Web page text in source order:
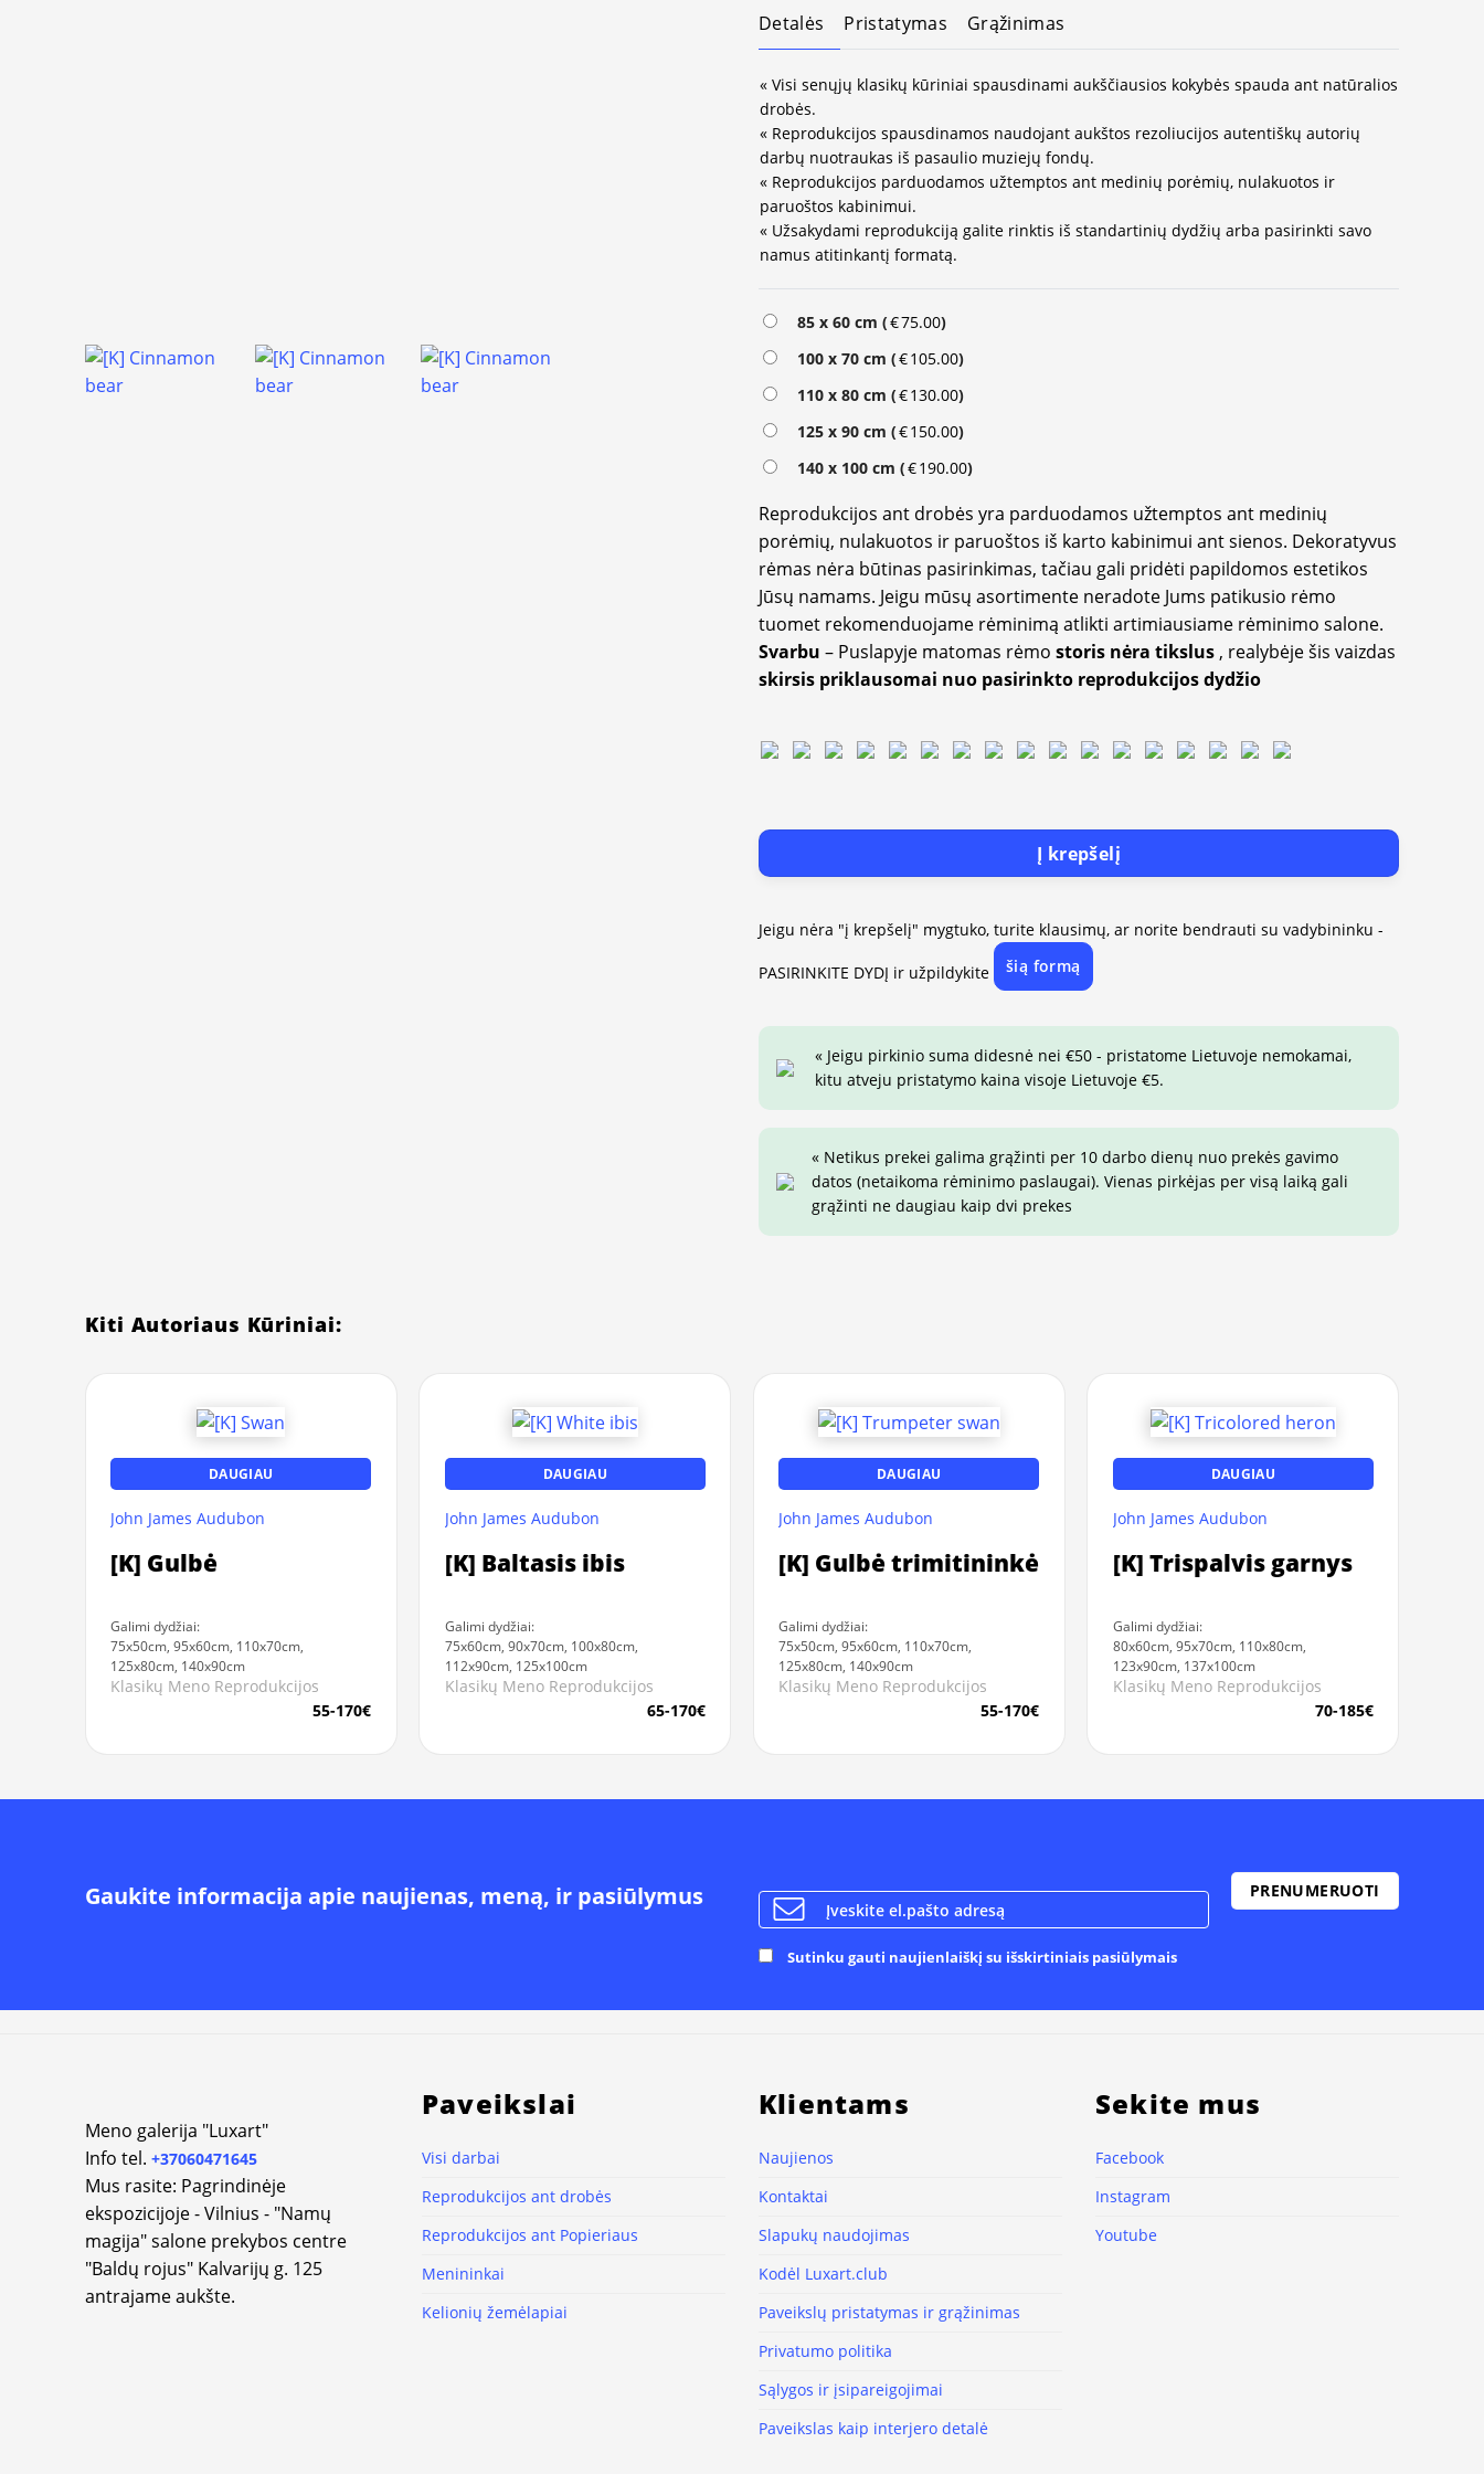
Detalės Pristatymas Grąžinimas
« Visi senųjų klasikų kūriniai spausdinami aukščiausios kokybės spauda ant natūralios
drobės.
« Reprodukcijos spausdinamos naudojant aukštos rezoliucijos autentiškų autorių
darbų nuotraukas iš pasaulio muziejų fondų.
« Reprodukcijos parduodamos užtemptos ant medinių porėmių, nulakuotos ir
paruoštos kabinimui.
« Užsakydami reprodukciją galite rinktis iš standartinių dydžių arba pasirinkti savo
namus atitinkantį formatą.
85 x 60 cm (€75.00)
100 x 70 cm (€105.00)
110 x 80 cm (€130.00)
125 x 90 cm (€150.00)
140 x 100 cm (€190.00)
Reprodukcijos ant drobės yra parduodamos užtemptos ant medinių
porėmių, nulakuotos ir paruoštos iš karto kabinimui ant sienos. Dekoratyvus
rėmas nėra būtinas pasirinkimas, tačiau gali pridėti papildomos estetikos
Jūsų namams. Jeigu mūsų asortimente neradote Jums patikusio rėmo
tuomet rekomenduojame rėminimą atlikti artimiausiame rėminimo salone.
Svarbu – Puslapyje matomas rėmo storis nėra tikslus , realybėje šis vaizdas
skirsis priklausomai nuo pasirinkto reprodukcijos dydžio
Į krepšelį
Jeigu nėra "į krepšelį" mygtuko, turite klausimų, ar norite bendrauti su vadybininku -
PASIRINKITE DYDĮ ir užpildykite šią formą
« Jeigu pirkinio suma didesnė nei €50 - pristatome Lietuvoje nemokamai,
kitu atveju pristatymo kaina visoje Lietuvoje €5.
« Netikus prekei galima grąžinti per 10 darbo dienų nuo prekės gavimo
datos (netaikoma rėminimo paslaugai). Vienas pirkėjas per visą laiką gali
grąžinti ne daugiau kaip dvi prekes
Kiti Autoriaus Kūriniai:
DAUGIAU
John James Audubon
[K] Gulbė
Galimi dydžiai:
75x50cm, 95x60cm, 110x70cm,
125x80cm, 140x90cm
Klasikų Meno Reprodukcijos
55-170€
DAUGIAU
John James Audubon
[K] Baltasis ibis
Galimi dydžiai:
75x60cm, 90x70cm, 100x80cm,
112x90cm, 125x100cm
Klasikų Meno Reprodukcijos
65-170€
DAUGIAU
John James Audubon
[K] Gulbė trimitininkė
Galimi dydžiai:
75x50cm, 95x60cm, 110x70cm,
125x80cm, 140x90cm
Klasikų Meno Reprodukcijos
55-170€
DAUGIAU
John James Audubon
[K] Trispalvis garnys
Galimi dydžiai:
80x60cm, 95x70cm, 110x80cm,
123x90cm, 137x100cm
Klasikų Meno Reprodukcijos
70-185€
Gaukite informacija apie naujienas, meną, ir pasiūlymus
Sutinku gauti naujienlaiškį su išskirtiniais pasiūlymais
Meno galerija "Luxart"
Info tel. +37060471645
Mus rasite: Pagrindinėje
ekspozicijoje - Vilnius - "Namų
magija" salone prekybos centre
"Baldų rojus" Kalvarijų g. 125
antrajame aukšte.
Paveikslai
Visi darbai
Reprodukcijos ant drobės
Reprodukcijos ant Popieriaus
Menininkai
Kelionių žemėlapiai
Klientams
Naujienos
Kontaktai
Slapukų naudojimas
Kodėl Luxart.club
Paveikslų pristatymas ir grąžinimas
Privatumo politika
Sąlygos ir įsipareigojimai
Paveikslas kaip interjero detalė
Sekite mus
Facebook
Instagram
Youtube